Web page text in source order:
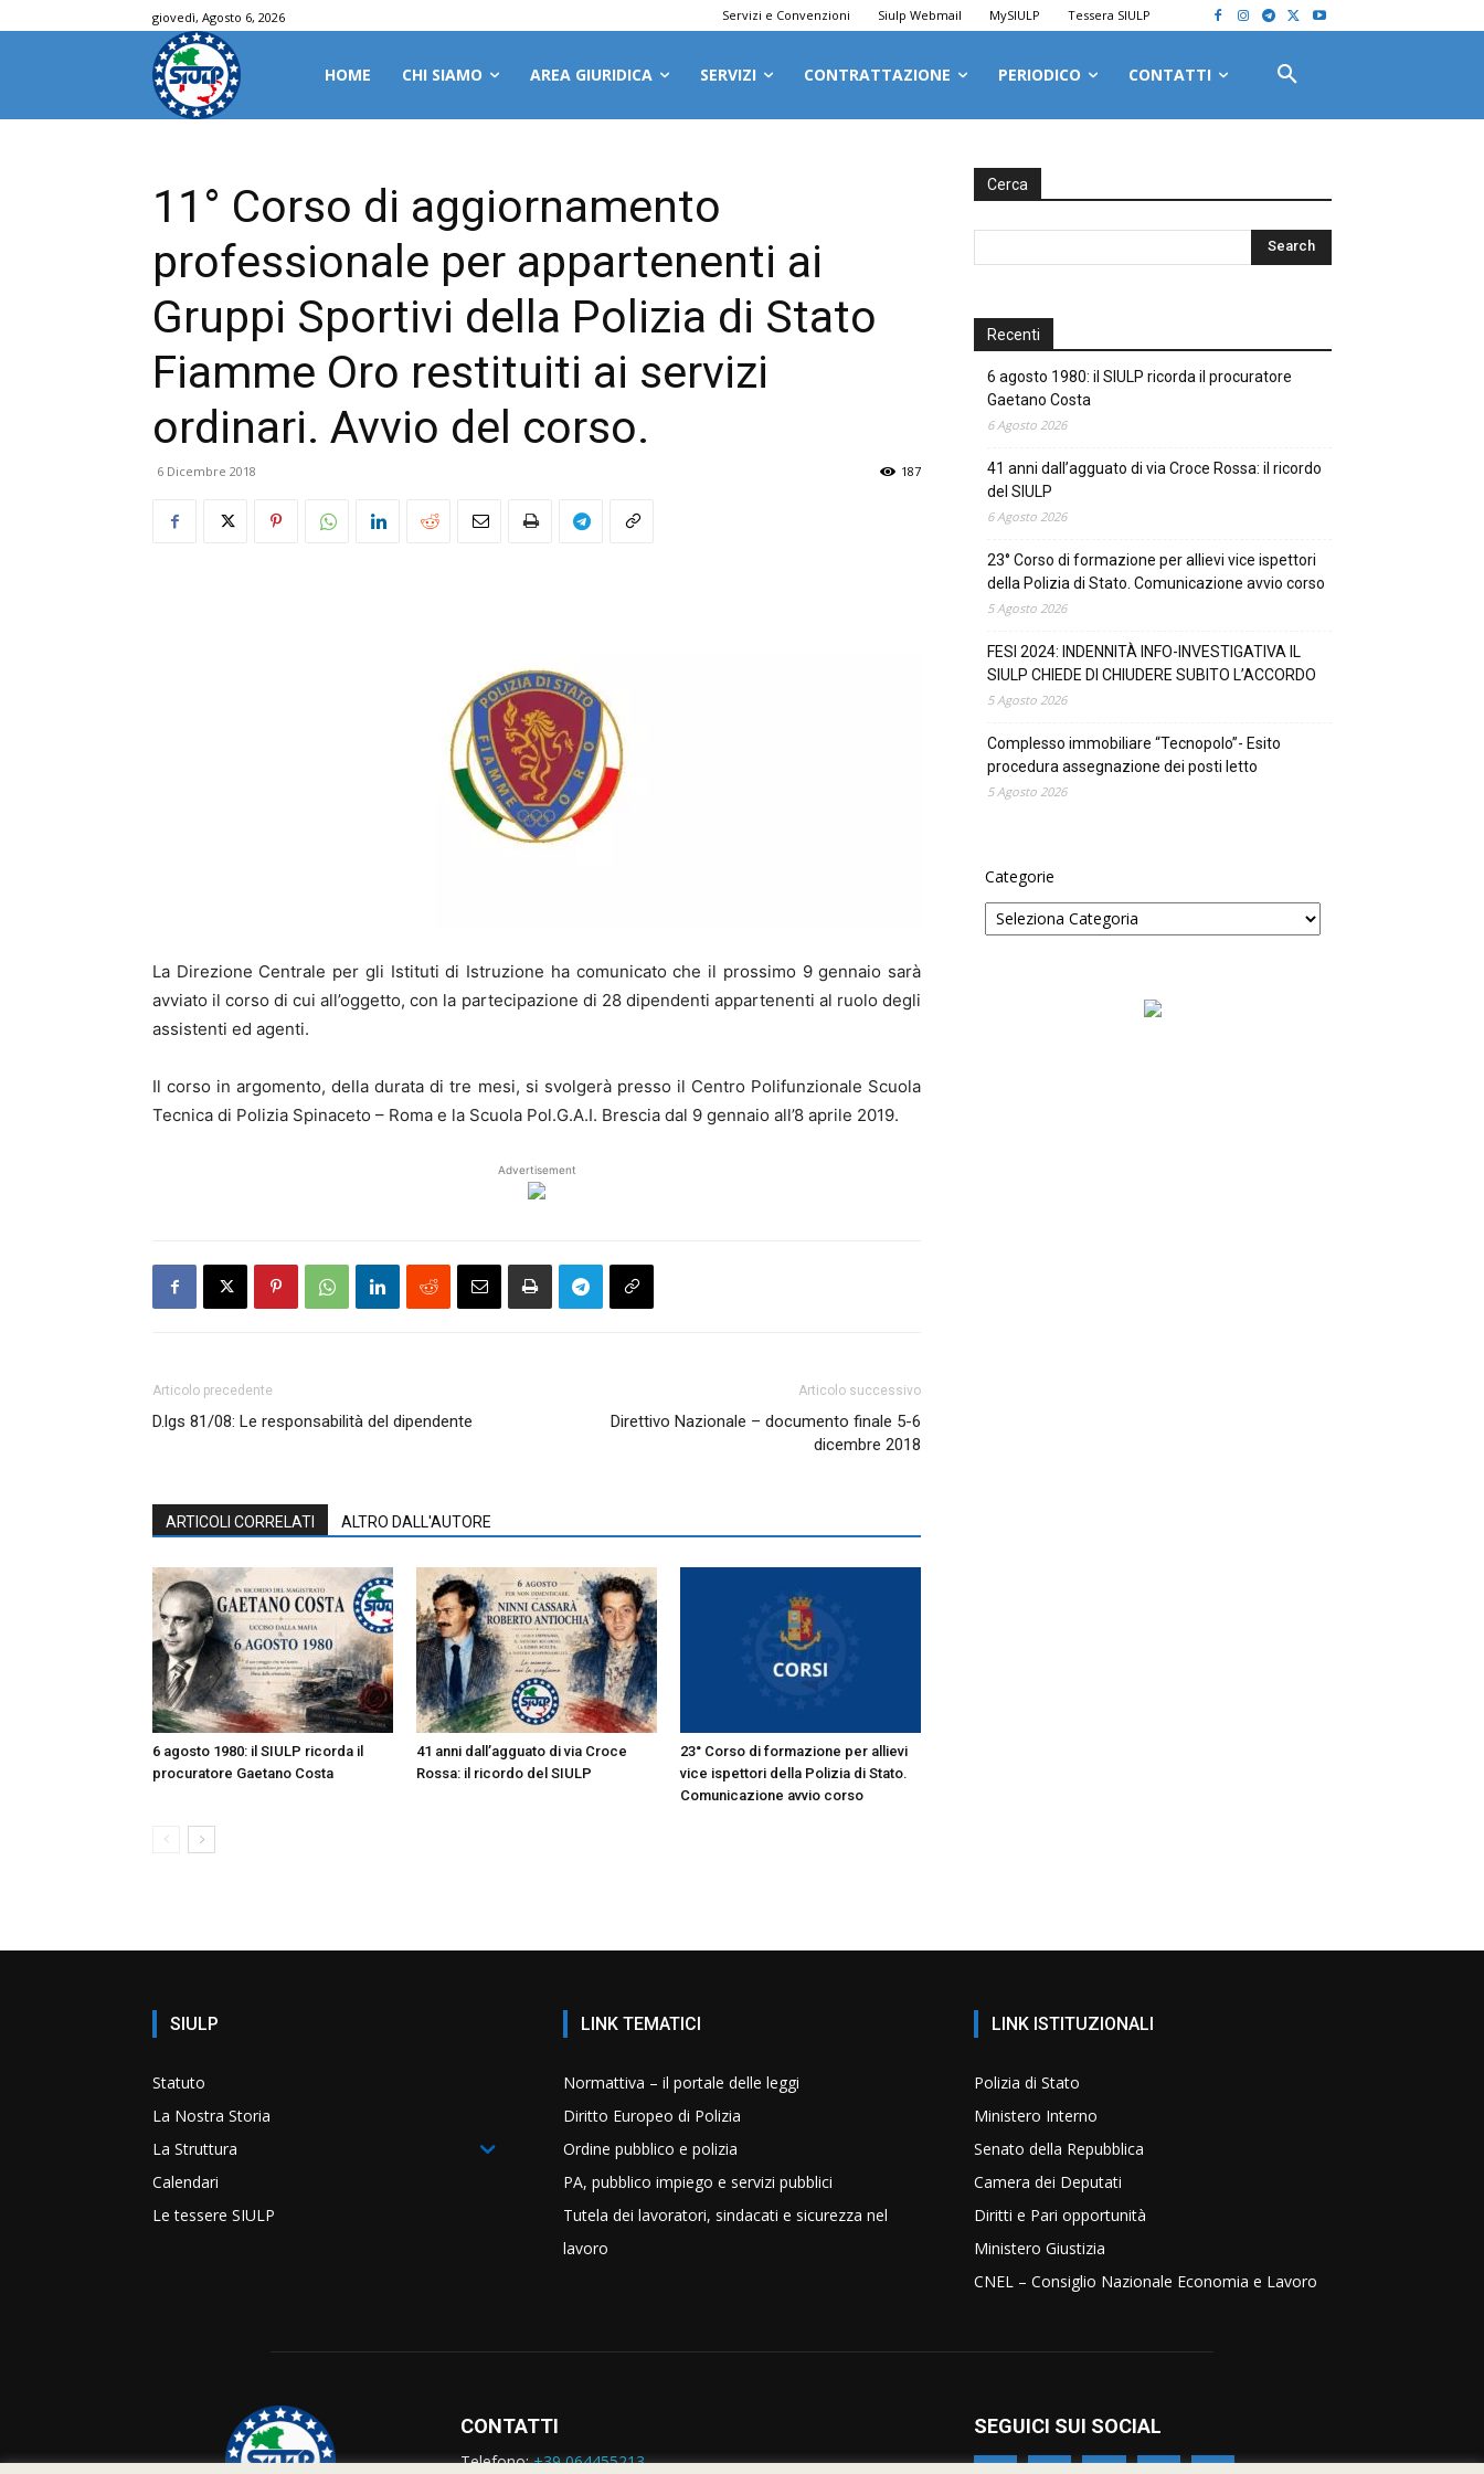
giovedì, Agosto 6, 2026 Servizi e Convenzioni Siulp Webmail MySIULP Tessera SIULP
HOME CHI SIAMO AREA GIURIDICA SERVIZI CONTRATTAZIONE PERIODICO CONTATTI
11° Corso di aggiornamento
professionale per appartenenti ai
Gruppi Sportivi della Polizia di Stato
Fiamme Oro restituiti ai servizi
ordinari. Avvio del corso.
6 Dicembre 2018 187
La Direzione Centrale per gli Istituti di Istruzione ha comunicato che il prossimo 9 gennaio sarà
avviato il corso di cui all’oggetto, con la partecipazione di 28 dipendenti appartenenti al ruolo degli
assistenti ed agenti.
Il corso in argomento, della durata di tre mesi, si svolgerà presso il Centro Polifunzionale Scuola
Tecnica di Polizia Spinaceto – Roma e la Scuola Pol.G.A.I. Brescia dal 9 gennaio all’8 aprile 2019.
Advertisement
Articolo precedente
D.lgs 81/08: Le responsabilità del dipendente
Articolo successivo
Direttivo Nazionale – documento finale 5-6
dicembre 2018
ARTICOLI CORRELATI ALTRO DALL'AUTORE
6 agosto 1980: il SIULP ricorda il
procuratore Gaetano Costa
41 anni dall’agguato di via Croce
Rossa: il ricordo del SIULP
23° Corso di formazione per allievi
vice ispettori della Polizia di Stato.
Comunicazione avvio corso
Cerca
Recenti
6 agosto 1980: il SIULP ricorda il procuratore
Gaetano Costa
6 Agosto 2026
41 anni dall’agguato di via Croce Rossa: il ricordo
del SIULP
6 Agosto 2026
23° Corso di formazione per allievi vice ispettori
della Polizia di Stato. Comunicazione avvio corso
5 Agosto 2026
FESI 2024: INDENNITÀ INFO-INVESTIGATIVA IL
SIULP CHIEDE DI CHIUDERE SUBITO L’ACCORDO
5 Agosto 2026
Complesso immobiliare “Tecnopolo”- Esito
procedura assegnazione dei posti letto
5 Agosto 2026
Categorie
SIULP
Statuto
La Nostra Storia
La Struttura
Calendari
Le tessere SIULP
LINK TEMATICI
Normattiva – il portale delle leggi
Diritto Europeo di Polizia
Ordine pubblico e polizia
PA, pubblico impiego e servizi pubblici
Tutela dei lavoratori, sindacati e sicurezza nel
lavoro
LINK ISTITUZIONALI
Polizia di Stato
Ministero Interno
Senato della Repubblica
Camera dei Deputati
Diritti e Pari opportunità
Ministero Giustizia
CNEL – Consiglio Nazionale Economia e Lavoro
CONTATTI
Telefono:+39 064455213
SEGUICI SUI SOCIAL